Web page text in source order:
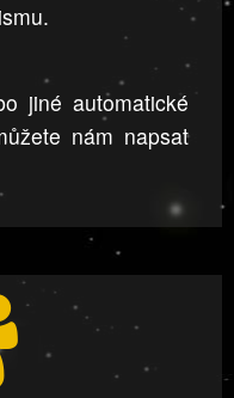
jiné automatické
nám napsat